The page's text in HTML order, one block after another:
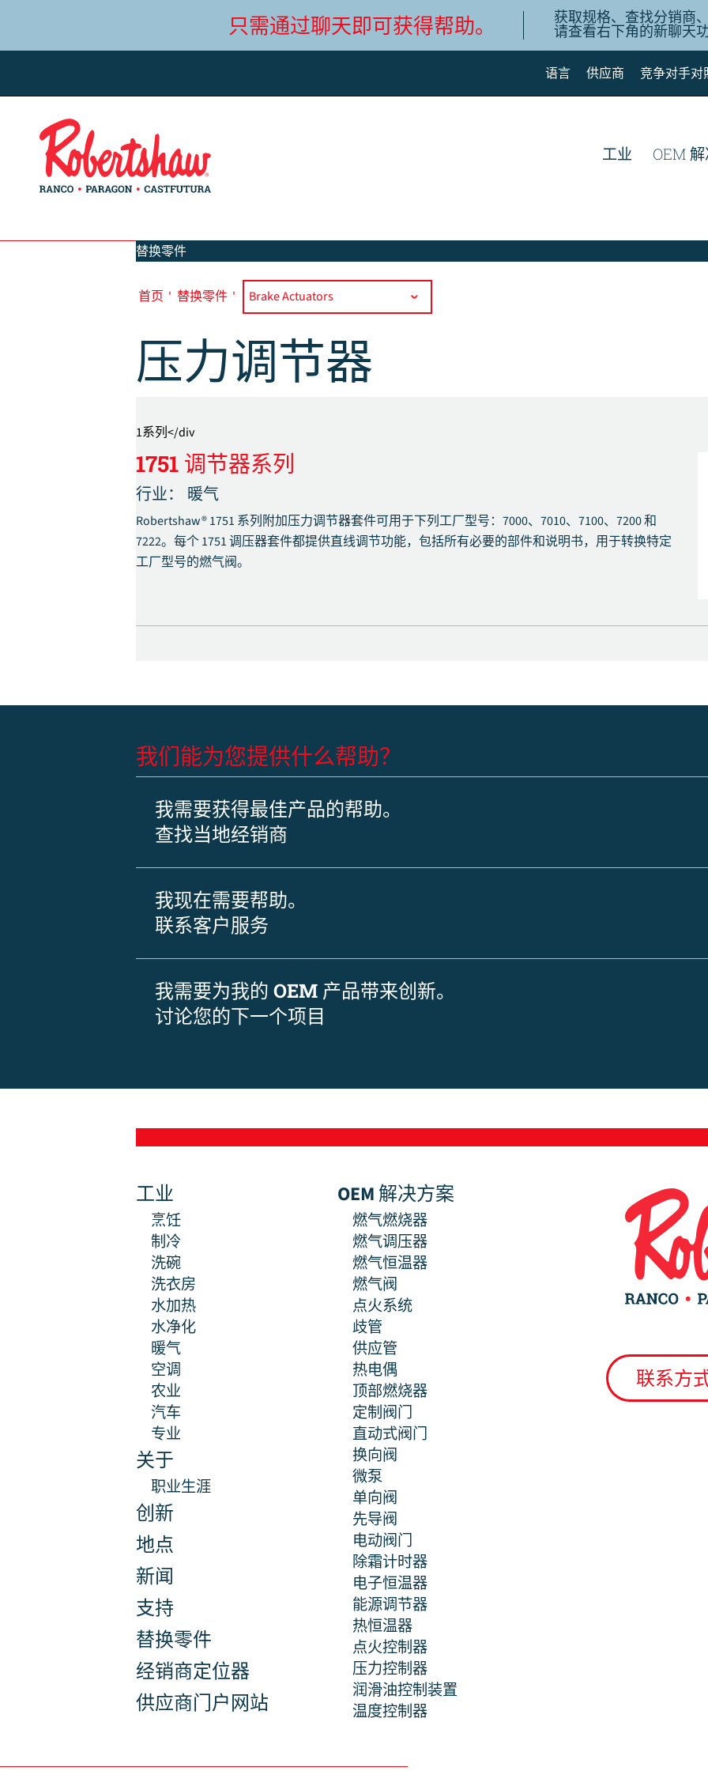
只需通过聊天即可获得帮助。 获取规格、查找分销商
请查看右下角的新聊天
语言
Español de México
供应商 竞争对手对
工业 OEM
替换零件
首页 ' 替换零件 '
压力调节器
1系列</div
1751 调节器系列
行业： 暖气
Robertshaw® 1751 系列附加压力调节器套件可用于下列工厂型号：7000、7010、7100、7200 和
7222。每个 1751 调压器套件都提供直线调节功能，包括所有必要的部件和说明书，用于转换特定
工厂型号的燃气阀。
我们能为您提供什么帮助？
我需要获得最佳产品的帮助。
查找当地经销商
我现在需要帮助。
联系客户服务
我需要为我的 OEM 产品带来创新。
讨论您的下一个项目
工业
烹饪
制冷
洗碗
洗衣房
水加热
水净化
暖气
空调
农业
汽车
专业
关于
职业生涯
创新
地点
新闻
支持
替换零件
经销商定位器
供应商门户网站
OEM 解决方案
燃气燃烧器
燃气调压器
燃气恒温器
燃气阀
点火系统
歧管
供应管
热电偶
顶部燃烧器
定制阀门
直动式阀门
换向阀
微泵
单向阀
先导阀
电动阀门
除霜计时器
电子恒温器
能源调节器
热恒温器
点火控制器
压力控制器
润滑油控制装置
温度控制器
联系方